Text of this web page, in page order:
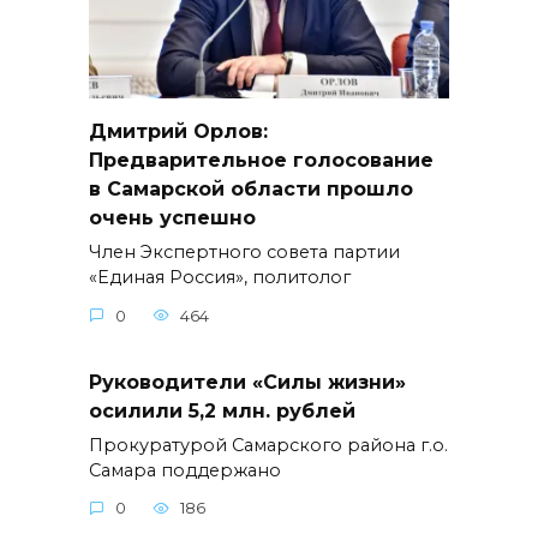
Дмитрий Орлов:
Предварительное голосование
в Самарской области прошло
очень успешно
Член Экспертного совета партии
«Единая Россия», политолог
0 464
Руководители «Силы жизни»
осилили 5,2 млн. рублей
Прокуратурой Самарского района г.о.
Самара поддержано
0 186